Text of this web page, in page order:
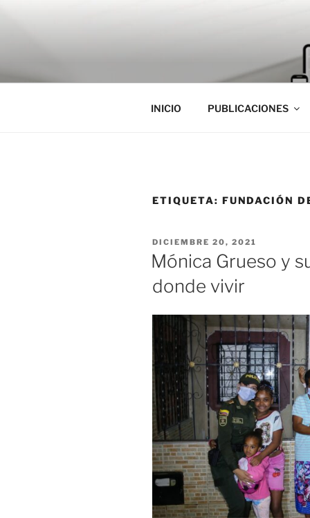
INICIO PUBLICACIONES
ETIQUETA: FUNDACIÓN
PUBLICADO
EL
DICIEMBRE 20, 2021
Mónica Grueso y
donde vivir